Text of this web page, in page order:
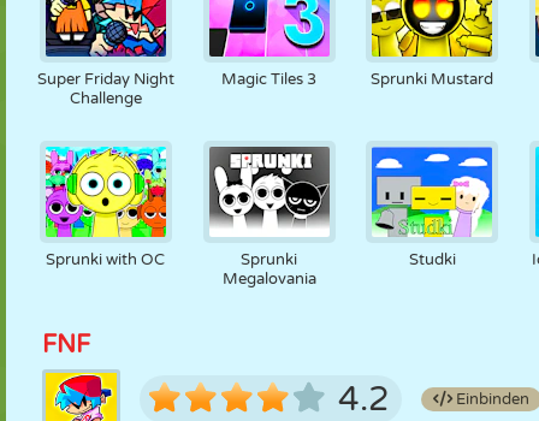
Super Friday Night
Challenge
Magic Tiles 3 Sprunki Mustard
Sprunki with OC
Sprunki
Megalovania
Studki
FNF
4.2 Einbinden